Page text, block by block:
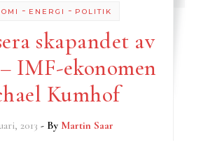
- ENERGI - POLITIK
skapandet av
IMF-ekonomen
Kumhof
2013 - By Martin Saar